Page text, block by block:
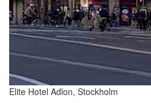
Elite Hotel Adlon, Stockholm